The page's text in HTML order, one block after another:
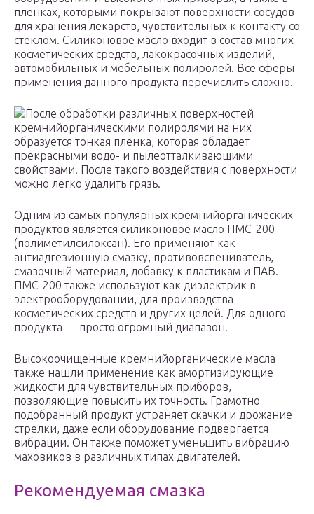
пленках, которыми покрывают поверхности сосудов
для хранения лекарств, чувствительных к контакту со
стеклом. Силиконовое масло входит в состав многих
косметических средств, лакокрасочных изделий,
автомобильных и мебельных полиролей. Все сферы
применения данного продукта перечислить сложно.
После обработки различных поверхностей
кремнийорганическими полиролями на них
образуется тонкая пленка, которая обладает
прекрасными водо- и пылеотталкивающими
свойствами. После такого воздействия с поверхности
можно легко удалить грязь.
Одним из самых популярных кремнийорганических
продуктов является силиконовое масло ПМС-200
(полиметилсилоксан). Его применяют как
антиадгезионную смазку, противовспениватель,
смазочный материал, добавку к пластикам и ПАВ.
ПМС-200 также используют как диэлектрик в
электрооборудовании, для производства
косметических средств и других целей. Для одного
продукта — просто огромный диапазон.
Высокоочищенные кремнийорганические масла
также нашли применение как амортизирующие
жидкости для чувствительных приборов,
позволяющие повысить их точность. Грамотно
подобранный продукт устраняет скачки и дрожание
стрелки, даже если оборудование подвергается
вибрации. Он также поможет уменьшить вибрацию
маховиков в различных типах двигателей.
Рекомендуемая смазка